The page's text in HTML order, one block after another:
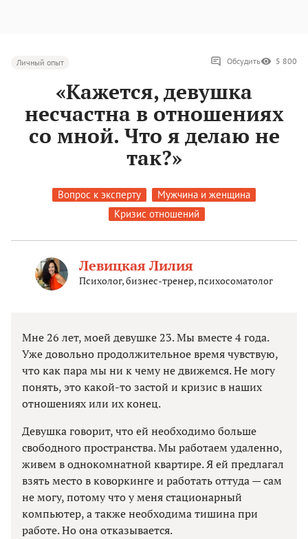
Личный опыт Обсудить 5 800
«Кажется, девушка
несчастна в отношениях
со мной. Что я делаю не
так?»
Вопрос к эксперту
Мужчина и женщина
Кризис отношений
Левицкая Лилия
Психолог, бизнес-тренер, психосоматолог
Мне 26 лет, моей девушке 23. Мы вместе 4 года.
Уже довольно продолжительное время чувствую,
что как пара мы ни к чему не движемся. Не могу
понять, это какой-то застой и кризис в наших
отношениях или их конец.
Девушка говорит, что ей необходимо больше
свободного пространства. Мы работаем удаленно,
живем в однокомнатной квартире. Я ей предлагал
взять место в коворкинге и работать оттуда — сам
не могу, потому что у меня стационарный
компьютер, а также необходима тишина при
работе. Но она отказывается.